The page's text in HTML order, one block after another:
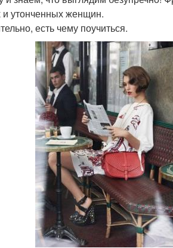
утонченных женщин.
есть чему поучиться.